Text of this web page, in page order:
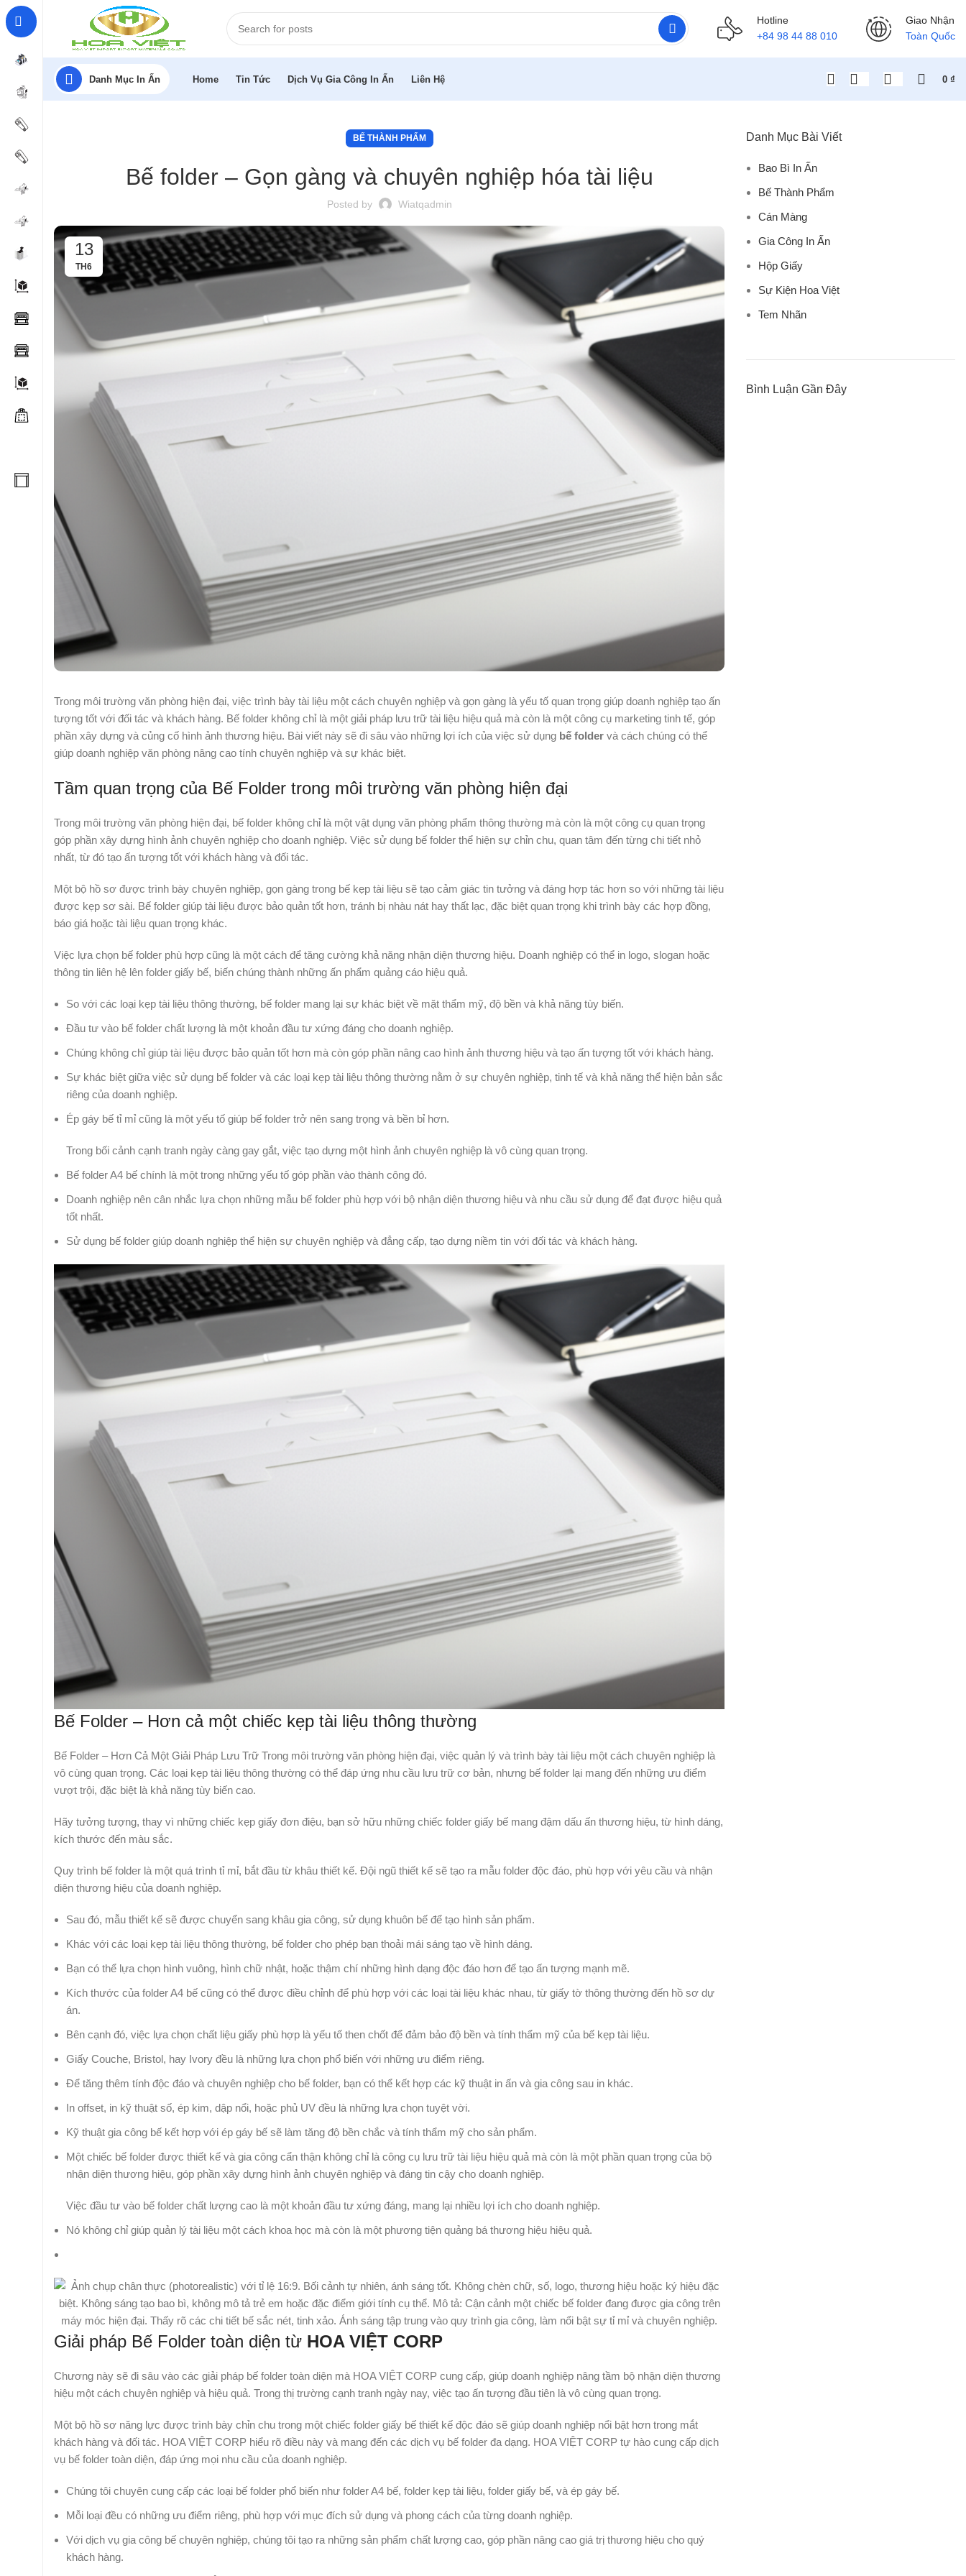
Hotline
+84 98 44 88 010
Giao Nhận
Toàn Quốc
Danh Mục In Ấn Home Tin Tức Dịch Vụ Gia Công In Ấn Liên Hệ 0 ₫
BẾ THÀNH PHẨM
Bế folder – Gọn gàng và chuyên nghiệp hóa tài liệu
Posted by Wiatqadmin
13
TH6
Trong môi trường văn phòng hiện đại, việc trình bày tài liệu một cách chuyên nghiệp và gọn gàng là yếu tố quan trọng giúp doanh nghiệp tạo ấn
tượng tốt với đối tác và khách hàng. Bế folder không chỉ là một giải pháp lưu trữ tài liệu hiệu quả mà còn là một công cụ marketing tinh tế, góp
phần xây dựng và củng cố hình ảnh thương hiệu. Bài viết này sẽ đi sâu vào những lợi ích của việc sử dụng bế folder và cách chúng có thể
giúp doanh nghiệp văn phòng nâng cao tính chuyên nghiệp và sự khác biệt.
Tầm quan trọng của Bế Folder trong môi trường văn phòng hiện đại
Trong môi trường văn phòng hiện đại, bế folder không chỉ là một vật dụng văn phòng phẩm thông thường mà còn là một công cụ quan trọng
góp phần xây dựng hình ảnh chuyên nghiệp cho doanh nghiệp. Việc sử dụng bế folder thể hiện sự chỉn chu, quan tâm đến từng chi tiết nhỏ
nhất, từ đó tạo ấn tượng tốt với khách hàng và đối tác.
Một bộ hồ sơ được trình bày chuyên nghiệp, gọn gàng trong bế kẹp tài liệu sẽ tạo cảm giác tin tưởng và đáng hợp tác hơn so với những tài liệu
được kẹp sơ sài. Bế folder giúp tài liệu được bảo quản tốt hơn, tránh bị nhàu nát hay thất lạc, đặc biệt quan trọng khi trình bày các hợp đồng,
báo giá hoặc tài liệu quan trọng khác.
Việc lựa chọn bế folder phù hợp cũng là một cách để tăng cường khả năng nhận diện thương hiệu. Doanh nghiệp có thể in logo, slogan hoặc
thông tin liên hệ lên folder giấy bế, biến chúng thành những ấn phẩm quảng cáo hiệu quả.
So với các loại kẹp tài liệu thông thường, bế folder mang lại sự khác biệt về mặt thẩm mỹ, độ bền và khả năng tùy biến.
Đầu tư vào bế folder chất lượng là một khoản đầu tư xứng đáng cho doanh nghiệp.
Chúng không chỉ giúp tài liệu được bảo quản tốt hơn mà còn góp phần nâng cao hình ảnh thương hiệu và tạo ấn tượng tốt với khách hàng.
Sự khác biệt giữa việc sử dụng bế folder và các loại kẹp tài liệu thông thường nằm ở sự chuyên nghiệp, tinh tế và khả năng thể hiện bản sắc
riêng của doanh nghiệp.
Ép gáy bế tỉ mỉ cũng là một yếu tố giúp bế folder trở nên sang trọng và bền bỉ hơn.
Trong bối cảnh cạnh tranh ngày càng gay gắt, việc tạo dựng một hình ảnh chuyên nghiệp là vô cùng quan trọng.
Bế folder A4 bế chính là một trong những yếu tố góp phần vào thành công đó.
Doanh nghiệp nên cân nhắc lựa chọn những mẫu bế folder phù hợp với bộ nhận diện thương hiệu và nhu cầu sử dụng để đạt được hiệu quả
tốt nhất.
Sử dụng bế folder giúp doanh nghiệp thể hiện sự chuyên nghiệp và đẳng cấp, tạo dựng niềm tin với đối tác và khách hàng.
Bế Folder – Hơn cả một chiếc kẹp tài liệu thông thường
Bế Folder – Hơn Cả Một Giải Pháp Lưu Trữ Trong môi trường văn phòng hiện đại, việc quản lý và trình bày tài liệu một cách chuyên nghiệp là
vô cùng quan trọng. Các loại kẹp tài liệu thông thường có thể đáp ứng nhu cầu lưu trữ cơ bản, nhưng bế folder lại mang đến những ưu điểm
vượt trội, đặc biệt là khả năng tùy biến cao.
Hãy tưởng tượng, thay vì những chiếc kẹp giấy đơn điệu, bạn sở hữu những chiếc folder giấy bế mang đậm dấu ấn thương hiệu, từ hình dáng,
kích thước đến màu sắc.
Quy trình bế folder là một quá trình tỉ mỉ, bắt đầu từ khâu thiết kế. Đội ngũ thiết kế sẽ tạo ra mẫu folder độc đáo, phù hợp với yêu cầu và nhận
diện thương hiệu của doanh nghiệp.
Sau đó, mẫu thiết kế sẽ được chuyển sang khâu gia công, sử dụng khuôn bế để tạo hình sản phẩm.
Khác với các loại kẹp tài liệu thông thường, bế folder cho phép bạn thoải mái sáng tạo về hình dáng.
Bạn có thể lựa chọn hình vuông, hình chữ nhật, hoặc thậm chí những hình dạng độc đáo hơn để tạo ấn tượng mạnh mẽ.
Kích thước của folder A4 bế cũng có thể được điều chỉnh để phù hợp với các loại tài liệu khác nhau, từ giấy tờ thông thường đến hồ sơ dự
án.
Bên cạnh đó, việc lựa chọn chất liệu giấy phù hợp là yếu tố then chốt để đảm bảo độ bền và tính thẩm mỹ của bế kẹp tài liệu.
Giấy Couche, Bristol, hay Ivory đều là những lựa chọn phổ biến với những ưu điểm riêng.
Để tăng thêm tính độc đáo và chuyên nghiệp cho bế folder, bạn có thể kết hợp các kỹ thuật in ấn và gia công sau in khác.
In offset, in kỹ thuật số, ép kim, dập nổi, hoặc phủ UV đều là những lựa chọn tuyệt vời.
Kỹ thuật gia công bế kết hợp với ép gáy bế sẽ làm tăng độ bền chắc và tính thẩm mỹ cho sản phẩm.
Một chiếc bế folder được thiết kế và gia công cẩn thận không chỉ là công cụ lưu trữ tài liệu hiệu quả mà còn là một phần quan trọng của bộ
nhận diện thương hiệu, góp phần xây dựng hình ảnh chuyên nghiệp và đáng tin cậy cho doanh nghiệp.
Việc đầu tư vào bế folder chất lượng cao là một khoản đầu tư xứng đáng, mang lại nhiều lợi ích cho doanh nghiệp.
Nó không chỉ giúp quản lý tài liệu một cách khoa học mà còn là một phương tiện quảng bá thương hiệu hiệu quả.
Giải pháp Bế Folder toàn diện từ HOA VIỆT CORP
Chương này sẽ đi sâu vào các giải pháp bế folder toàn diện mà HOA VIỆT CORP cung cấp, giúp doanh nghiệp nâng tầm bộ nhận diện thương
hiệu một cách chuyên nghiệp và hiệu quả. Trong thị trường cạnh tranh ngày nay, việc tạo ấn tượng đầu tiên là vô cùng quan trọng.
Một bộ hồ sơ năng lực được trình bày chỉn chu trong một chiếc folder giấy bế thiết kế độc đáo sẽ giúp doanh nghiệp nổi bật hơn trong mắt
khách hàng và đối tác. HOA VIỆT CORP hiểu rõ điều này và mang đến các dịch vụ bế folder đa dạng. HOA VIỆT CORP tự hào cung cấp dịch
vụ bế folder toàn diện, đáp ứng mọi nhu cầu của doanh nghiệp.
Chúng tôi chuyên cung cấp các loại bế folder phổ biến như folder A4 bế, folder kẹp tài liệu, folder giấy bế, và ép gáy bế.
Mỗi loại đều có những ưu điểm riêng, phù hợp với mục đích sử dụng và phong cách của từng doanh nghiệp.
Với dịch vụ gia công bế chuyên nghiệp, chúng tôi tạo ra những sản phẩm chất lượng cao, góp phần nâng cao giá trị thương hiệu cho quý
khách hàng.
Danh Mục Bài Viết
Bao Bì In Ấn
Bế Thành Phẩm
Cán Màng
Gia Công In Ấn
Hộp Giấy
Sự Kiện Hoa Việt
Tem Nhãn
Bình Luận Gần Đây